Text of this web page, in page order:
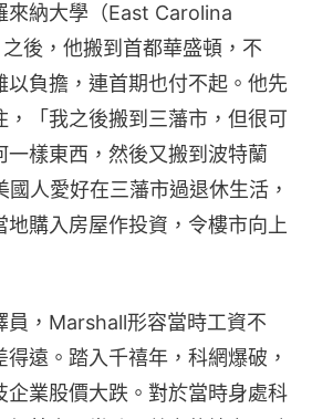
來納大學（East Carolina
後，他搬到首都華盛頓，不
以負擔，連首期也付不起。他先
，「我之後搬到三藩市，但很可
一樣東西，然後又搬到波特蘭
國人愛好在三藩市過退休生活，
地購入房屋作投資，令樓市向上
員，Marshall形容當時工資不
遠。踏入千禧年，科網爆破，
企業股價大跌。對於當時身處科